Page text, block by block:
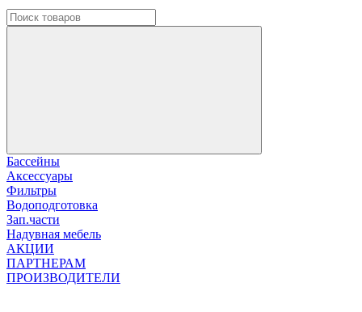
Бассейны
Аксессуары
Фильтры
Водоподготовка
Зап.части
Надувная мебель
АКЦИИ
ПАРТНЕРАМ
ПРОИЗВОДИТЕЛИ